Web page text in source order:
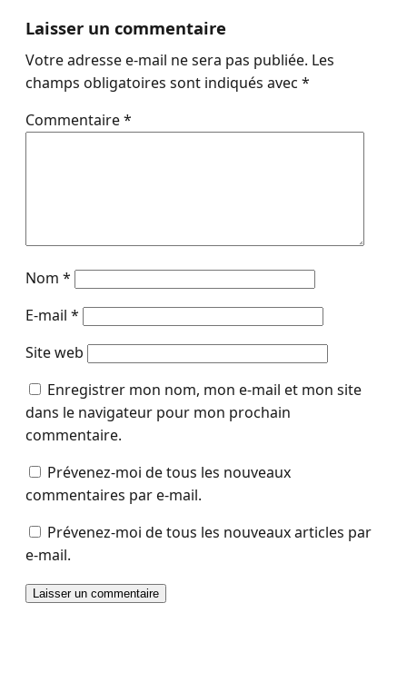
Laisser un commentaire
Votre adresse e-mail ne sera pas publiée. Les
champs obligatoires sont indiqués avec *
Commentaire*
Nom *
E-mail *
Site web
Enregistrer mon nom, mon e-mail et mon site
dans le navigateur pour mon prochain
commentaire.
Prévenez-moi de tous les nouveaux
commentaires par e-mail.
Prévenez-moi de tous les nouveaux articles par
e-mail.